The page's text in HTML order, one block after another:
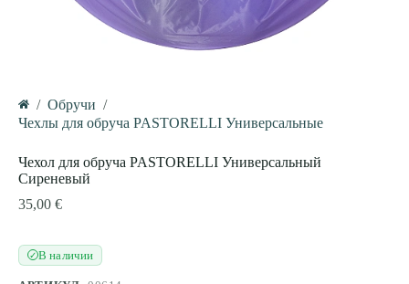
Главная
/ Обручи /
Чехлы для обруча PASTORELLI Универсальные
Чехол для обруча PASTORELLI Универсальный
Сиреневый
35,00 €
✓В наличии